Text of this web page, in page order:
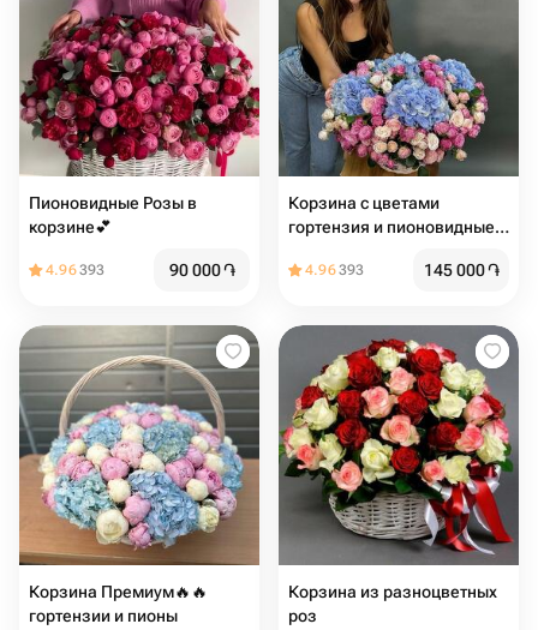
Пионовидные Розы в
корзине💕
4.96393 90 000֏
Корзина с цветами
гортензия и пионовидные
4.96393 145 000֏
Корзина Премиум🔥🔥
гортензии и пионы
Корзина из разноцветных
роз